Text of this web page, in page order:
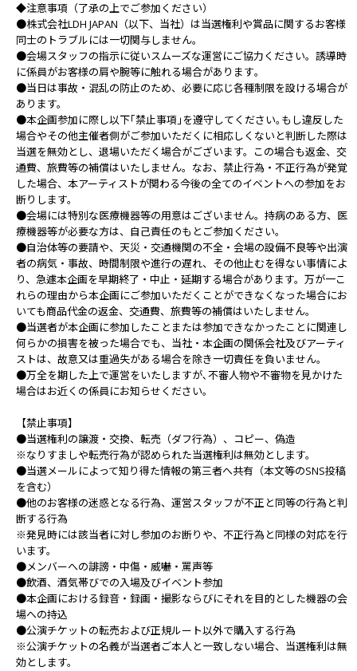
◆注意事項（了承の上でご参加ください）
●株式会社LDH JAPAN（以下、当社）は当選権利や賞品に関するお客様
同士のトラブルには一切関与しません。
●会場スタッフの指示に従いスムーズな運営にご協力ください。誘導時
に係員がお客様の肩や腕等に触れる場合があります｡
●当日は事故・混乱の防止のため、必要に応じ各種制限を設ける場合が
あります。
●本企画参加に際し以下｢禁止事項｣を遵守してください｡もし違反した
場合やその他主催者側がご参加いただくに相応しくないと判断した際は
当選を無効とし、退場いただく場合がございます。この場合も返金、交
通費、旅費等の補償はいたしません。なお、禁止行為・不正行為が発覚
した場合、本アーティストが関わる今後の全てのイベントへの参加をお
断りします。
●会場には特別な医療機器等の用意はございません。持病のある方、医
療機器等が必要な方は、自己責任のもとご参加ください。
●自治体等の要請や、天災・交通機関の不全・会場の設備不良等や出演
者の病気・事故、時間制限や進行の遅れ、その他止むを得ない事情によ
り、急遽本企画を早期終了・中止・延期する場合があります。万が一こ
れらの理由から本企画にご参加いただくことができなくなった場合にお
いても商品代金の返金、交通費、旅費等の補償はいたしません。
●当選者が本企画に参加したことまたは参加できなかったことに関連し
何らかの損害を被った場合でも、当社・本企画の関係会社及びアーティ
ストは、故意又は重過失がある場合を除き一切責任を負いません。
●万全を期した上で運営をいたしますが､不審人物や不審物を見かけた
場合はお近くの係員にお知らせください。
【禁止事項】
●当選権利の譲渡・交換、転売（ダフ行為）、コピー、偽造
※なりすましや転売行為が認められた当選権利は無効とします。
●当選メールによって知り得た情報の第三者へ共有（本文等のSNS投稿
を含む）
●他のお客様の迷惑となる行為、運営スタッフが不正と同等の行為と判
断する行為
※発見時には該当者に対し参加のお断りや、不正行為と同様の対応を行
います。
●メンバーへの誹謗・中傷・威嚇・罵声等
●飲酒、酒気帯びでの入場及びイベント参加
●本企画における録音・録画・撮影ならびにそれを目的とした機器の会
場への持込
●公演チケットの転売および正規ルート以外で購入する行為
※公演チケットの名義が当選者ご本人と一致しない場合、当選権利は無
効とします。